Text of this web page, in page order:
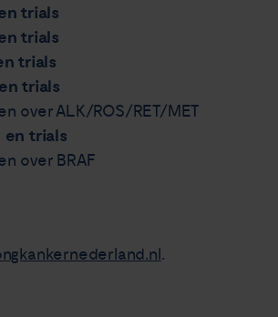
trials
trials
trials
trials
over ALK/ROS/RET/MET
en trials
over BRAF
.